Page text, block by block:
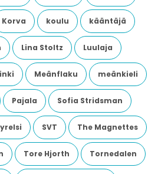
Korva koulu kääntäjä
Lina Stoltz Luulaja
Meänflaku meänkieli
Pajala Sofia Stridsman
SVT The Magnettes
Tore Hjorth Tornedalen